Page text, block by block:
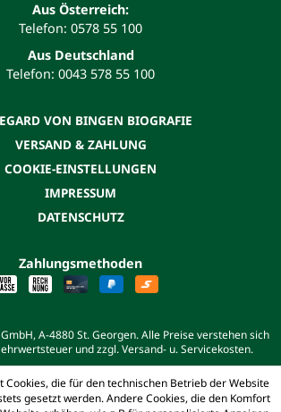
Aus Österreich:
Telefon: 0578 55 100
Aus Deutschland
Telefon: 0043 578 55 100
VON BINGEN BIOGRAFIE
VERSAND & ZAHLUNG
COOKIE-EINSTELLUNGEN
IMPRESSUM
DATENSCHUTZ
Zahlungsmethoden
A-4880 St. Georgen. Alle Preise verstehen sich
und zzgl. Versand- u. Servicekosten.
Cookies, die für den technischen Betrieb der Website
gesetzt werden. Andere Cookies, die den Komfort